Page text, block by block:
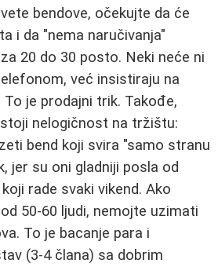
bendove, očekujte da će
i da "nema naručivanja"
20 do 30 posto. Neki neće ni
već insistiraju na
je prodajni trik. Takođe,
nelogičnost na tržištu:
bend koji svira "samo stranu
jer su oni gladniji posla od
rade svaki vikend. Ako
50-60 ljudi, nemojte uzimati
To je bacanje para i
(3-4 člana) sa dobrim